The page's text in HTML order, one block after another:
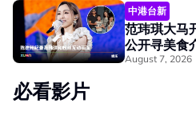
中港台新
范玮琪大马开
公开寻美食
August 7, 2026
必看影片